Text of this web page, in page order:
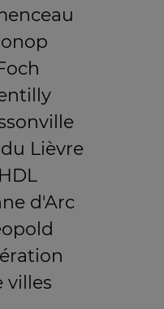
Lièvre
d'Arc
villes